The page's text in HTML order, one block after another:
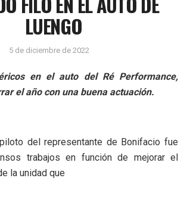
LUENGO
5 de diciembre de 2022
en el auto del Ré Performance,
el año con una buena actuación.
del representante de Bonifacio fue
trabajos en función de mejorar el
la unidad que